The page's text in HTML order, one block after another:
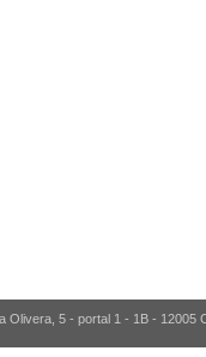
5 - portal 1 - 1B - 12005